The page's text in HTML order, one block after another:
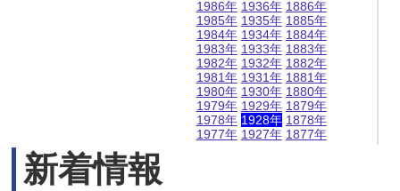
1986年
1985年
1984年
1983年
1982年
1981年
1980年
1979年
1978年
1977年
1936年
1935年
1934年
1933年
1932年
1931年
1930年
1929年
1928年
1927年
1886年
1885年
1884年
1883年
1882年
1881年
1880年
1879年
1878年
1877年
新着情報